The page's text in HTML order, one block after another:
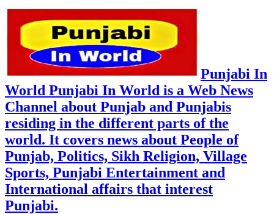
Punjabi In
World Punjabi In World is a Web News
Channel about Punjab and Punjabis
residing in the different parts of the
world. It covers news about People of
Punjab, Politics, Sikh Religion, Village
Sports, Punjabi Entertainment and
International affairs that interest
Punjabi.